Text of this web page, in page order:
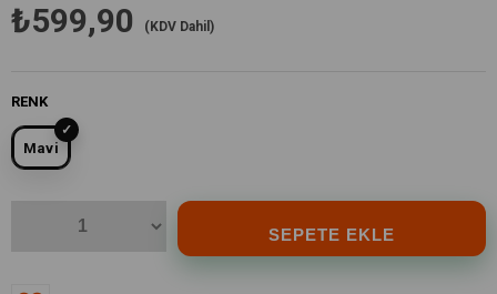
₺599,90 (KDV Dahil)
RENK
Mavi